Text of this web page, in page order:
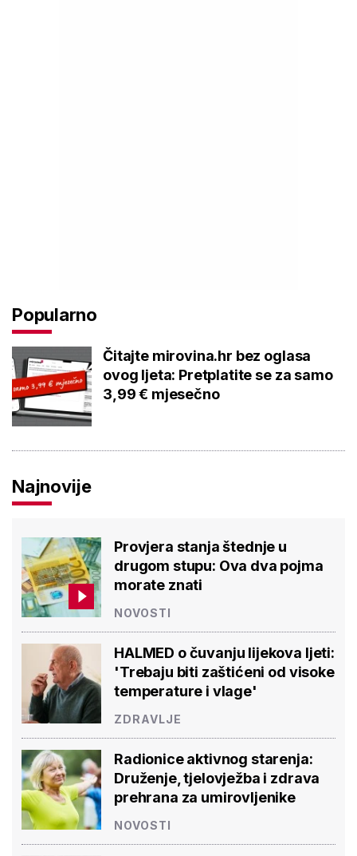
Popularno
Čitajte mirovina.hr bez oglasa
ovog ljeta: Pretplatite se za samo
3,99 € mjesečno
Najnovije
Provjera stanja štednje u
drugom stupu: Ova dva pojma
morate znati
NOVOSTI
HALMED o čuvanju lijekova ljeti:
'Trebaju biti zaštićeni od visoke
temperature i vlage'
ZDRAVLJE
Radionice aktivnog starenja:
Druženje, tjelovježba i zdrava
prehrana za umirovljenike
NOVOSTI